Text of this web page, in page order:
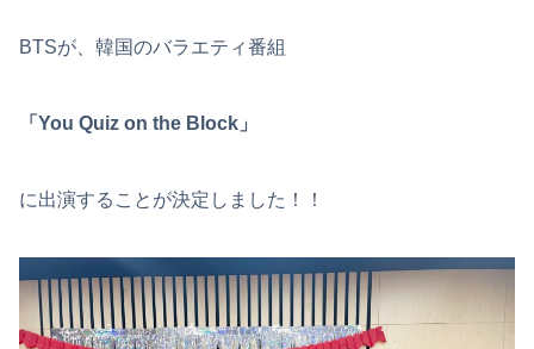
BTSが、韓国のバラエティ番組
「You Quiz on the Block」
に出演することが決定しました！！